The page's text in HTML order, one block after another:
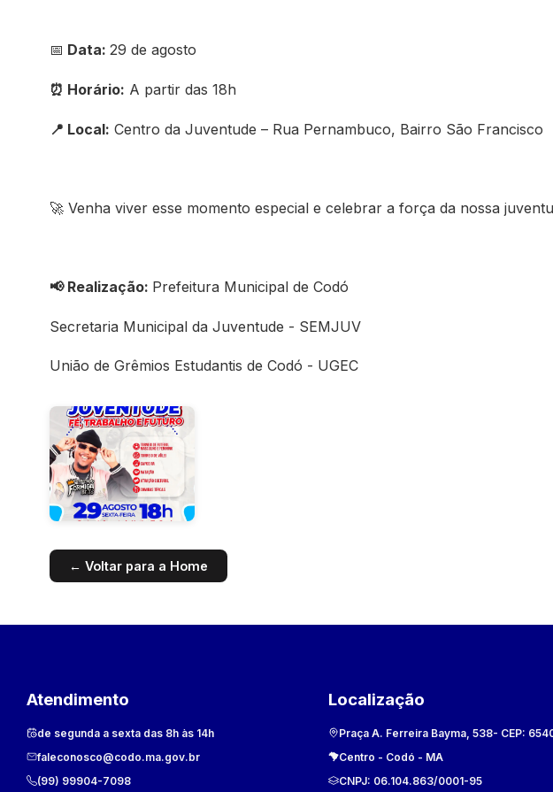
📅 Data: 29 de agosto
⏰ Horário: A partir das 18h
📍 Local: Centro da Juventude – Rua Pernambuco, Bairro São Francisco
🚀 Venha viver esse momento especial e celebrar a força da nossa
📢Realização: Prefeitura Municipal de Codó
Secretaria Municipal da Juventude - SEMJUV
União de Grêmios Estudantis de Codó - UGEC
← Voltar para a Home
Atendimento
de segunda a sexta das 8h às 14h
faleconosco@codo.ma.gov.br
(99) 99904-7098
Localização
Praça A. Ferreira Bayma, 538- CEP:
Centro - Codó - MA
CNPJ: 06.104.863/0001-95